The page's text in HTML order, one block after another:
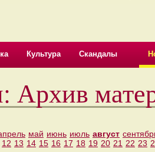
Культура Скандалы
Архив
май июнь июль август
12 13 14 15 16 17 18 19 20 21 22 23